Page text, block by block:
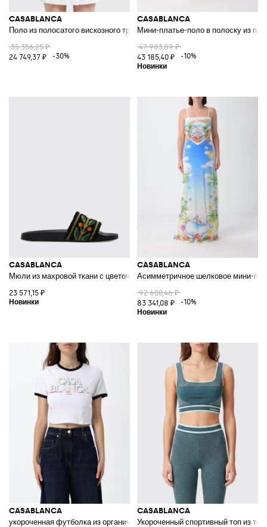
CASABLANCA
Поло из полосатого вискозного трикотажа
35 356,25 ₽
24 749,37 ₽
-30%
CASABLANCA
Мини-платье-поло в полоску из
47 983,89 ₽
43 185,40 ₽
-10%
CASABLANCA
Мюли из махровой ткани с цветочной вышивкой на низком каблуке
23 571,15 ₽
CASABLANCA
Асимметричное шелковое мини-
92 600,46 ₽
83 341,08 ₽
-10%
CASABLANCA
укороченная футболка из органического хлопка с графическим принтом
CASABLANCA
Укороченный спортивный топ из